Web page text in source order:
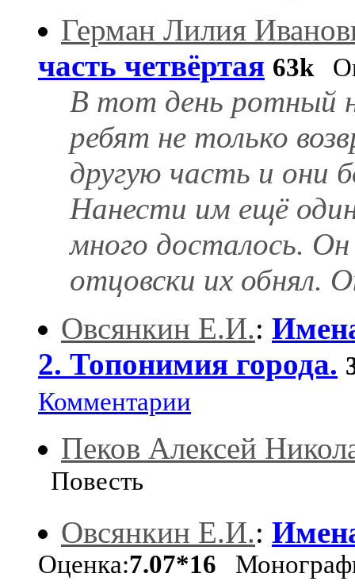
Герман Лилия
часть четвёртая 63k
В тот день ротный
ребят не только
другую часть и они
Нанести им ещё
много досталось.
отцовски их обнял.
Овсянкин Е.И.:
2. Топонимия города.
Комментарии
Пеков Алексей
Повесть
Овсянкин Е.И.:
Оценка:7.07*16